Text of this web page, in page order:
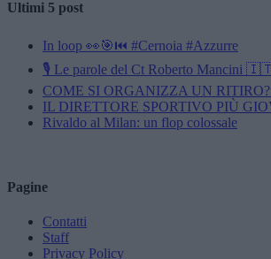
Ultimi 5 post
In loop 👀🎯⏮️ #Cernoia #Azzurre
🎙️ Le parole del Ct Roberto Mancini
COME SI ORGANIZZA UN
IL DIRETTORE SPORTIVO PIÙ
Rivaldo al Milan: un flop colossale
Pagine
Contatti
Staff
Privacy Policy